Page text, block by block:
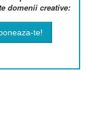
domenii creative: